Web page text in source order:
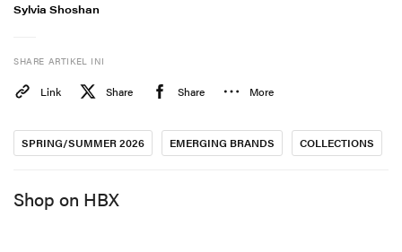
Sylvia Shoshan
SHARE ARTIKEL INI
Link Share Share More
SPRING/SUMMER 2026 EMERGING BRANDS COLLECTIONS
Shop on HBX